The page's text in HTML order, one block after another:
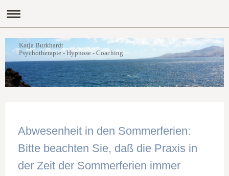
Katja Burkhardt
Psychotherapie - Hypnose - Coaching
Abwesenheit in den Sommerferien:
Bitte beachten Sie, daß die Praxis in
der Zeit der Sommerferien immer